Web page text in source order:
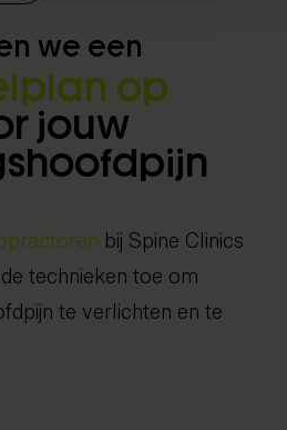
we een
op
jouw
bij Spine Clinics
technieken toe om
te verlichten en te